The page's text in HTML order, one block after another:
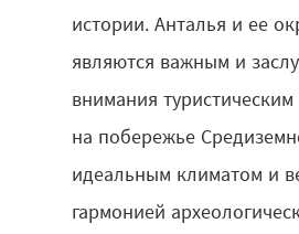
истории. Анталья и ее
являются важным и
внимания
на побережье
идеальным климатом и
гармонией